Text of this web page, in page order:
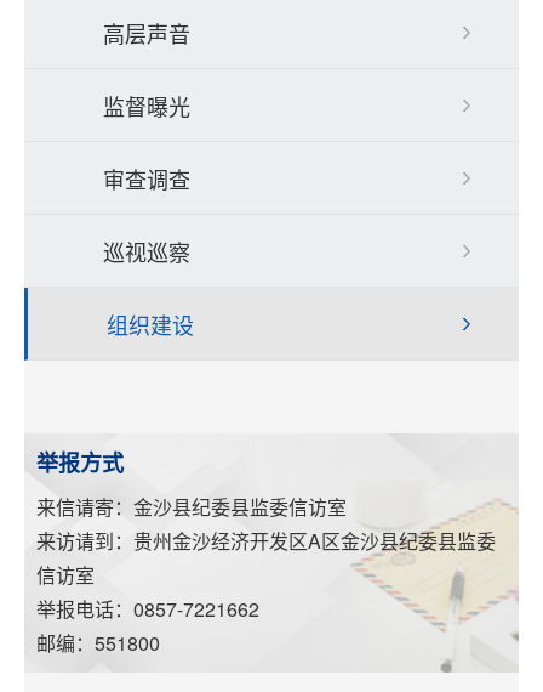
高层声音
监督曝光
审查调查
巡视巡察
组织建设
举报方式
来信请寄：金沙县纪委县监委信访室
来访请到：贵州金沙经济开发区A区金沙县纪委县监委
信访室
举报电话：0857-7221662
邮编：551800